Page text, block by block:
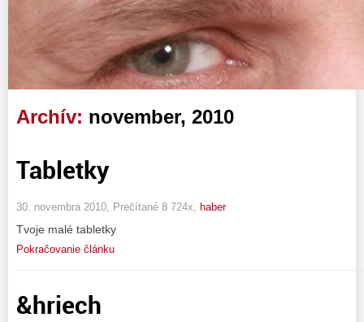
Zoznam blogov
Komerčné blogy
Archív: november, 2010
Tabletky
30. novembra 2010, Prečítané 8 724x, haber
Tvoje malé tabletky
Pokračovanie článku
&hriech